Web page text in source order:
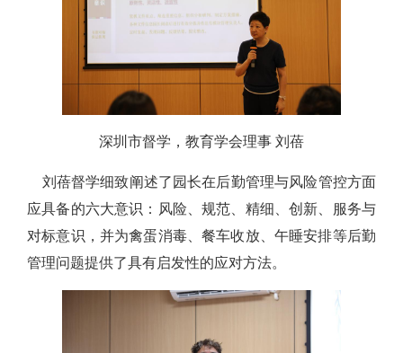
深圳市督学，教育学会理事 刘蓓
刘蓓督学细致阐述了园长在后勤管理与风险管控方面
应具备的六大意识：风险、规范、精细、创新、服务与
对标意识，并为禽蛋消毒、餐车收放、午睡安排等后勤
管理问题提供了具有启发性的应对方法。